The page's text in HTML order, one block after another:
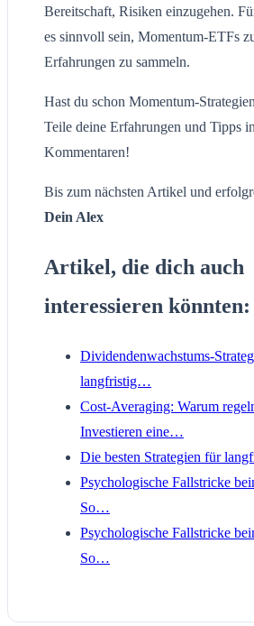
Bereitschaft, Risiken einzugehen.
es sinnvoll sein, Momentum-ETFs
Erfahrungen zu sammeln.
Hast du schon Momentum-
Teile deine Erfahrungen und Tipps
Kommentaren!
Bis zum nächsten Artikel und
Dein Alex
Artikel, die dich auch
interessieren könnten:
Dividendenwachstums-
langfristig…
Cost-Averaging: Warum
Investieren eine…
Die besten Strategien für
Psychologische Fallstricke
So…
Psychologische Fallstricke
So…